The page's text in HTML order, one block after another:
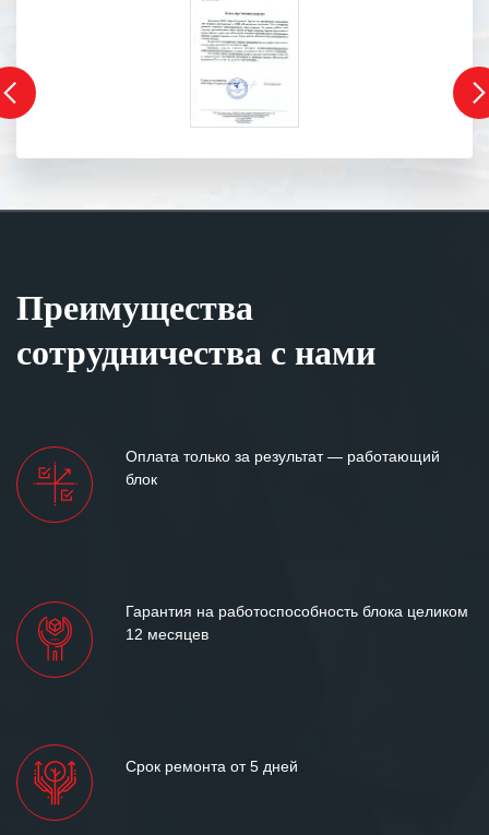
Преимущества
сотрудничества с нами
Оплата только за результат — работающий
блок
Гарантия на работоспособность блока целиком
12 месяцев
Срок ремонта от 5 дней